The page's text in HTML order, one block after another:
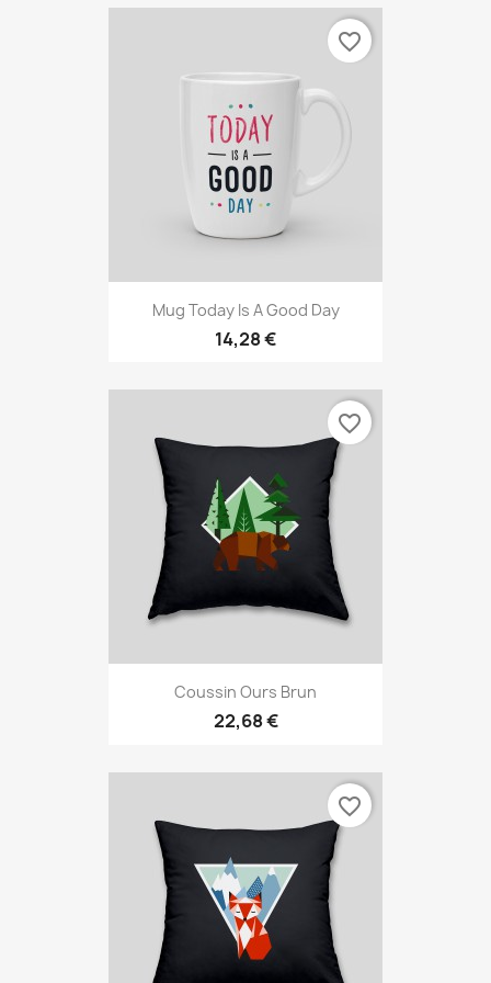
Mug Today Is A Good Day
14,28 €
favorite_border
Coussin Ours Brun
22,68 €
favorite_border
favorite_border